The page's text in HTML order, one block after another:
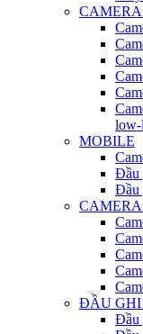
MOBILE
Đầu
Đầu
CAMERA
ĐẦU GHI
Đầu